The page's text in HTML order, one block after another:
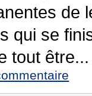
de
qui se
tout être...